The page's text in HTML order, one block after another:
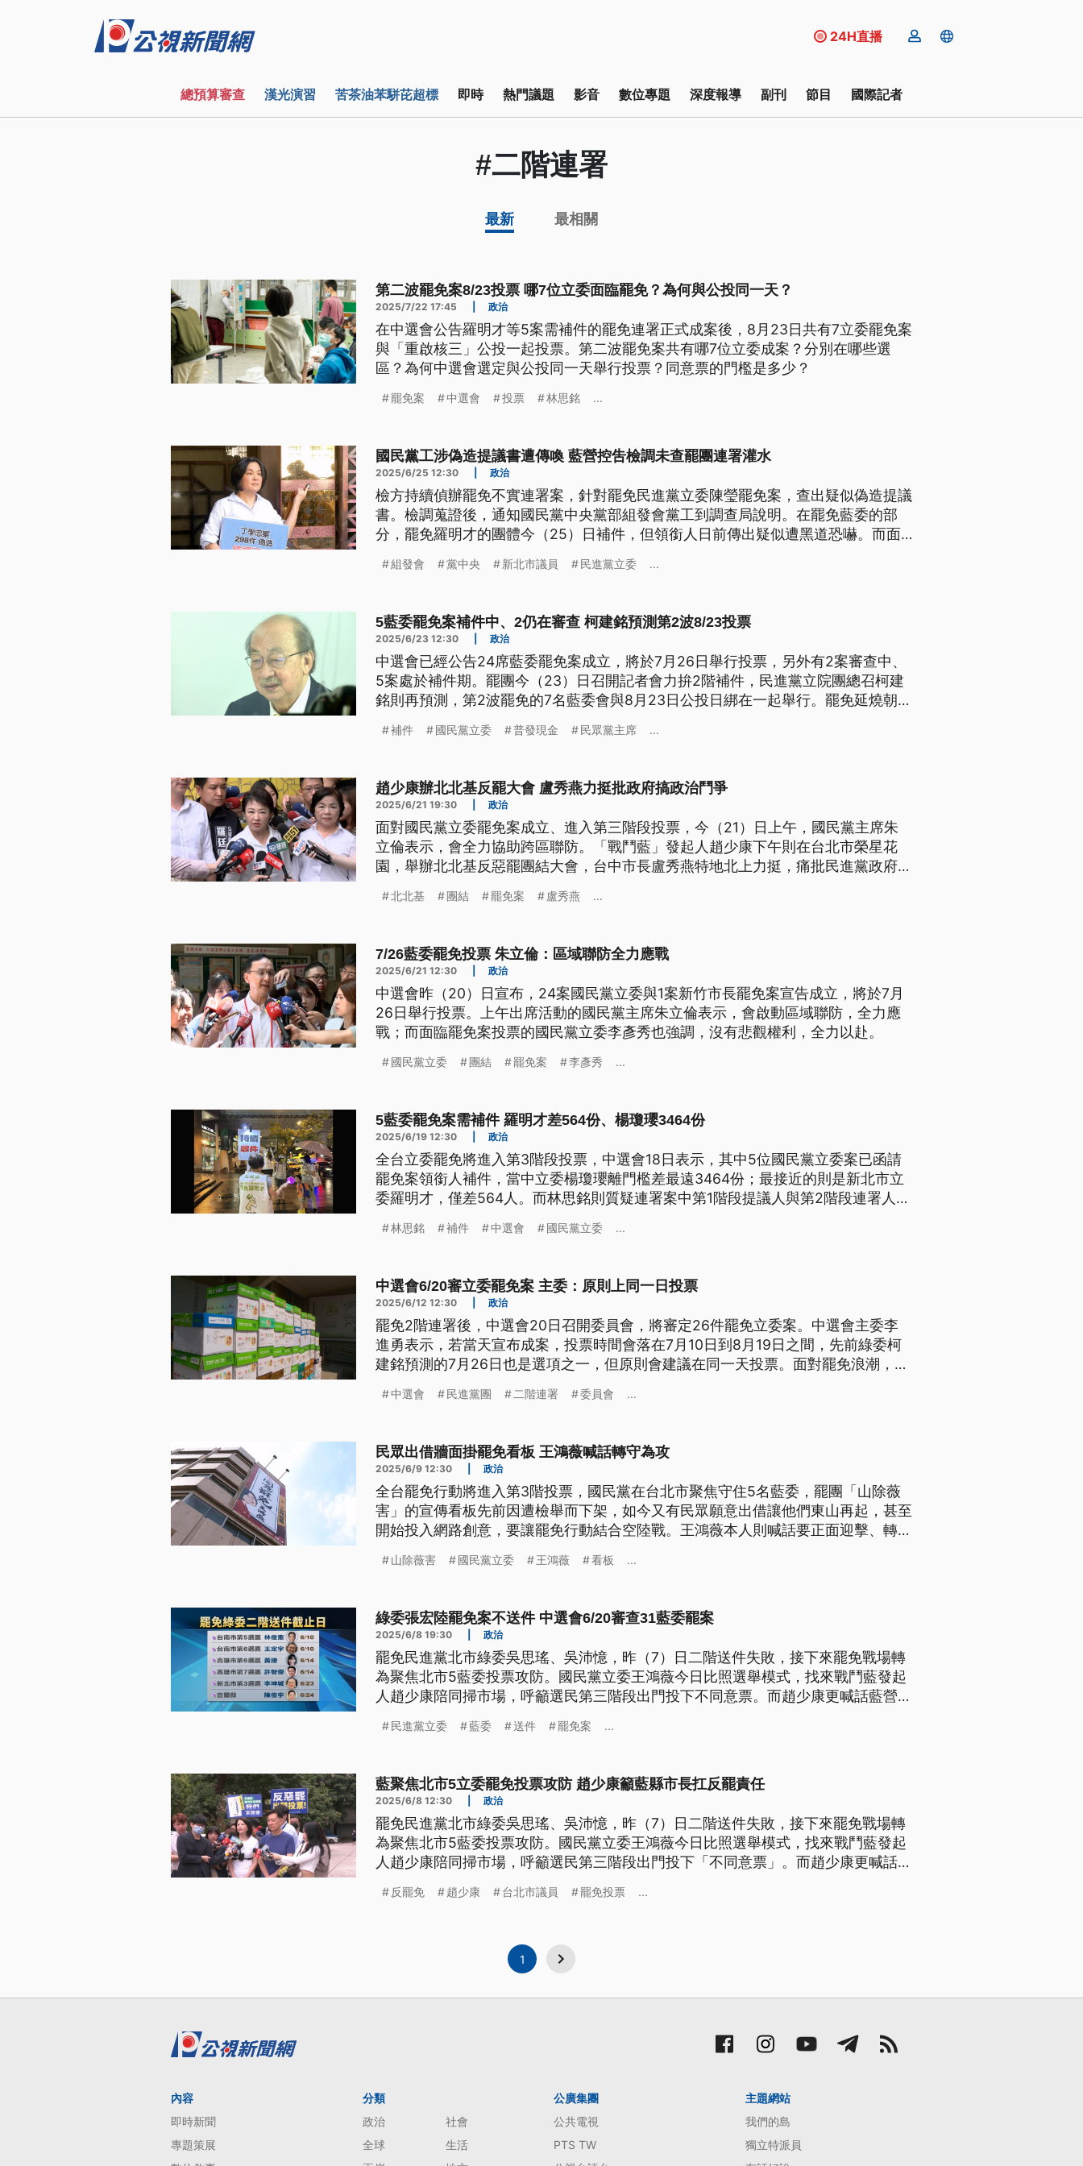
24H直播
總預算審查 漢光演習 苦茶油苯駢芘超標 即時 熱門議題 影音 數位專題 深度報導 副刊 節目 國際記者
#二階連署
最新 最相關
第二波罷免案8/23投票 哪7位立委面臨罷免？為何與公投同一天？
2025/7/22 17:45 政治
在中選會公告羅明才等5案需補件的罷免連署正式成案後，8月23日共有7立委罷免案
與「重啟核三」公投一起投票。第二波罷免案共有哪7位立委成案？分別在哪些選
區？為何中選會選定與公投同一天舉行投票？同意票的門檻是多少？
罷免案 中選會 投票 林思銘 ...
國民黨工涉偽造提議書遭傳喚 藍營控吿檢調未查罷團連署灌水
2025/6/25 12:30 政治
檢方持續偵辦罷免不實連署案，針對罷免民進黨立委陳瑩罷免案，查出疑似偽造提議
書。檢調蒐證後，通知國民黨中央黨部組發會黨工到調查局說明。在罷免藍委的部
分，罷免羅明才的團體今（25）日補件，但領銜人日前傳出疑似遭黑道恐嚇。而面
免藍委的罷團連署灌水，但檢調卻沒有動作。
組發會 黨中央 新北市議員 民進黨立委 ...
5藍委罷免案補件中、2仍在審查 柯建銘預測第2波8/23投票
2025/6/23 12:30 政治
中選會已經公告24席藍委罷免案成立，將於7月26日舉行投票，另外有2案審查中、
5案處於補件期。罷團今（23）日召開記者會力拚2階補件，民進黨立院團總召柯建
銘則再預測，第2波罷免的7名藍委會與8月23日公投日綁在一起舉行。罷免延燒朝野
無效；罷免民進黨立委陳俊宇的罷團也宣布短少8000份不送件，等於正式宣告罷綠
補件 國民黨立委 普發現金 民眾黨主席 ...
趙少康辦北北基反罷大會 盧秀燕力挺批政府搞政治鬥爭
2025/6/21 19:30 政治
面對國民黨立委罷免案成立、進入第三階段投票，今（21）日上午，國民黨主席朱
立倫表示，會全力協助跨區聯防。「戰鬥藍」發起人趙少康下午則在台北市榮星花
園，舉辦北北基反惡罷團結大會，台中市長盧秀燕特地北上力挺，痛批民進黨政府不
北北基 團結 罷免案 盧秀燕 ...
7/26藍委罷免投票 朱立倫：區域聯防全力應戰
2025/6/21 12:30 政治
中選會昨（20）日宣布，24案國民黨立委與1案新竹市長罷免案宣告成立，將於7月
26日舉行投票。上午出席活動的國民黨主席朱立倫表示，會啟動區域聯防，全力應
戰；而面臨罷免案投票的國民黨立委李彥秀也強調，沒有悲觀權利，全力以赴。
國民黨立委 團結 罷免案 李彥秀 ...
5藍委罷免案需補件 羅明才差564份、楊瓊瓔3464份
2025/6/19 12:30 政治
全台立委罷免將進入第3階段投票，中選會18日表示，其中5位國民黨立委案已函請
罷免案領銜人補件，當中立委楊瓊瓔離門檻差最遠3464份；最接近的則是新北市立
委羅明才，僅差564人。而林思銘則質疑連署案中第1階段提議人與第2階段連署人明
「補提」是法律所定，選務機關依法辦理並無錯誤。
林思銘 補件 中選會 國民黨立委 ...
中選會6/20審立委罷免案 主委：原則上同一日投票
2025/6/12 12:30 政治
罷免2階連署後，中選會20日召開委員會，將審定26件罷免立委案。中選會主委李
進勇表示，若當天宣布成案，投票時間會落在7月10日到8月19日之間，先前綠委柯
建銘預測的7月26日也是選項之一，但原則會建議在同一天投票。面對罷免浪潮，藍
罷團的後盾。
中選會 民進黨團 二階連署 委員會 ...
民眾出借牆面掛罷免看板 王鴻薇喊話轉守為攻
2025/6/9 12:30 政治
全台罷免行動將進入第3階投票，國民黨在台北市聚焦守住5名藍委，罷團「山除薇
害」的宣傳看板先前因遭檢舉而下架，如今又有民眾願意出借讓他們東山再起，甚至
開始投入網路創意，要讓罷免行動結合空陸戰。王鴻薇本人則喊話要正面迎擊、轉守
山除薇害 國民黨立委 王鴻薇 看板 ...
綠委張宏陸罷免案不送件 中選會6/20審查31藍委罷案
2025/6/8 19:30 政治
罷免民進黨北市綠委吳思瑤、吳沛憶，昨（7）日二階送件失敗，接下來罷免戰場轉
為聚焦北市5藍委投票攻防。國民黨立委王鴻薇今日比照選舉模式，找來戰鬥藍發起
人趙少康陪同掃市場，呼籲選民第三階段出門投下不同意票。而趙少康更喊話藍營縣
民進黨立委 藍委 送件 罷免案 ...
藍聚焦北市5立委罷免投票攻防 趙少康籲藍縣市長扛反罷責任
2025/6/8 12:30 政治
罷免民進黨北市綠委吳思瑤、吳沛憶，昨（7）日二階送件失敗，接下來罷免戰場轉
為聚焦北市5藍委投票攻防。國民黨立委王鴻薇今日比照選舉模式，找來戰鬥藍發起
人趙少康陪同掃市場，呼籲選民第三階段出門投下「不同意票」。而趙少康更喊話藍
反罷免 趙少康 台北市議員 罷免投票 ...
1
內容
即時新聞
專題策展
分類
政治
社會
全球
生活
公廣集團
公共電視
PTS TW
主題網站
我們的島
獨立特派員